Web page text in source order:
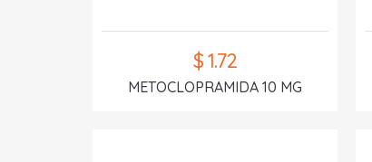
$ 1.72
METOCLOPRAMIDA 10 MG